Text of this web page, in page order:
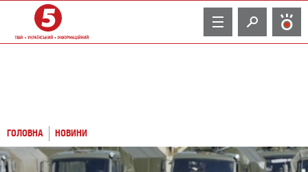
TV
ГОЛОВНА НОВИНИ